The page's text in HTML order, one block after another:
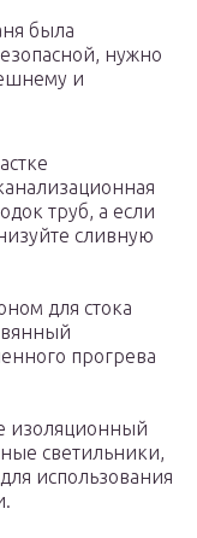
была
нужно
и
труб, а если
сливную
для стока
прогрева
изоляционный
светильники,
использования